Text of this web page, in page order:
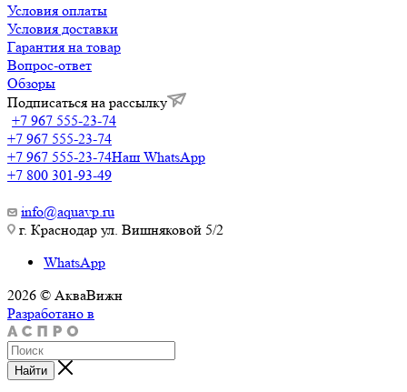
Условия оплаты
Условия доставки
Гарантия на товар
Вопрос-ответ
Обзоры
Подписаться на рассылку
+7 967 555-23-74
+7 967 555-23-74
+7 967 555-23-74Наш WhatsApp
+7 800 301-93-49
info@aquavp.ru
г. Краснодар ул. Вишняковой 5/2
WhatsApp
2026 © АкваВижн
Разработано в
Найти